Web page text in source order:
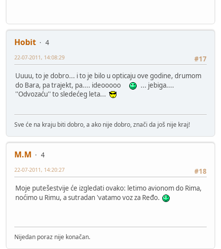
Hobit
4
#17
22-07-2011, 14:08:29
Uuuu, to je dobro... i to je bilo u opticaju ove godine, drumom
do Bara, pa trajekt, pa.... ideooooo
... jebiga....
''Odvozaću'' to sledećeg leta...
Sve će na kraju biti dobro, a ako nije dobro, znači da još nije kraj!
M.M
4
#18
22-07-2011, 14:20:27
Moje putešestvije će izgledati ovako: letimo avionom do Rima,
noćimo u Rimu, a sutradan 'vatamo voz za Ređo.
Nijedan poraz nije konačan.